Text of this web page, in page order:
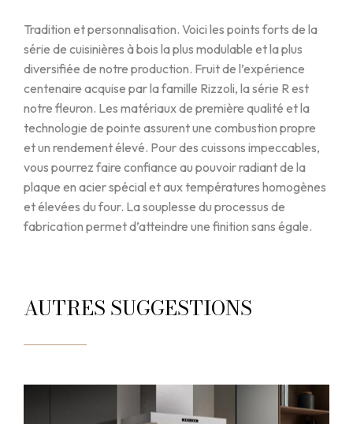
Tradition et personnalisation. Voici les points forts de la
série de cuisinières à bois la plus modulable et la plus
diversifiée de notre production. Fruit de l’expérience
centenaire acquise par la famille Rizzoli, la série R est
notre fleuron. Les matériaux de première qualité et la
technologie de pointe assurent une combustion propre
et un rendement élevé. Pour des cuissons impeccables,
vous pourrez faire confiance au pouvoir radiant de la
plaque en acier spécial et aux températures homogènes
et élevées du four. La souplesse du processus de
fabrication permet d’atteindre une finition sans égale.
AUTRES SUGGESTIONS